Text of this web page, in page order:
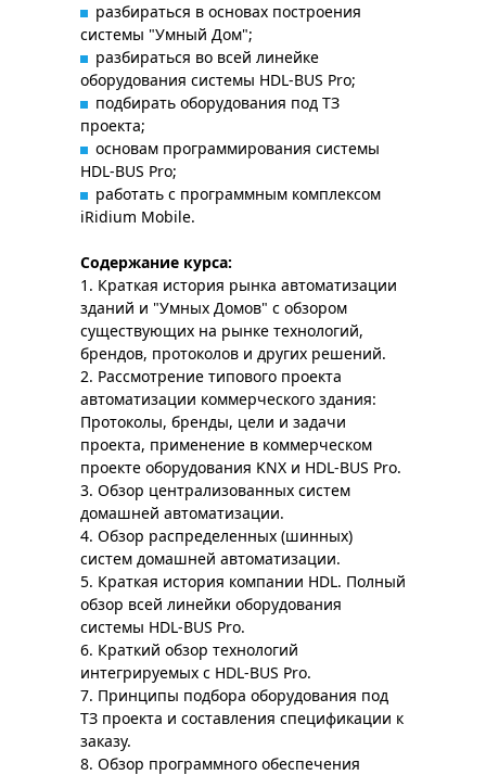
разбираться в основах построения
системы "Умный Дом";
разбираться во всей линейке
оборудования системы HDL-BUS Pro;
подбирать оборудования под ТЗ
проекта;
основам программирования системы
HDL-BUS Pro;
работать с программным комплексом
iRidium Mobile.
Содержание курса:
1. Краткая история рынка автоматизации
зданий и "Умных Домов" с обзором
существующих на рынке технологий,
брендов, протоколов и других решений.
2. Рассмотрение типового проекта
автоматизации коммерческого здания:
Протоколы, бренды, цели и задачи
проекта, применение в коммерческом
проекте оборудования KNX и HDL-BUS Pro.
3. Обзор централизованных систем
домашней автоматизации.
4. Обзор распределенных (шинных)
систем домашней автоматизации.
5. Краткая история компании HDL. Полный
обзор всей линейки оборудования
системы HDL-BUS Pro.
6. Краткий обзор технологий
интегрируемых с HDL-BUS Prо.
7. Принципы подбора оборудования под
ТЗ проекта и составления спецификации к
заказу.
8. Обзор программного обеспечения